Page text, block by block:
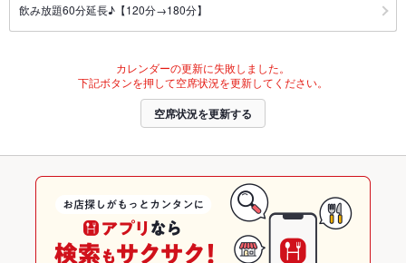
飲み放題60分延長♪【120分→180分】
カレンダーの更新に失敗しました。
下記ボタンを押して空席状況を更新してください。
空席状況を更新する